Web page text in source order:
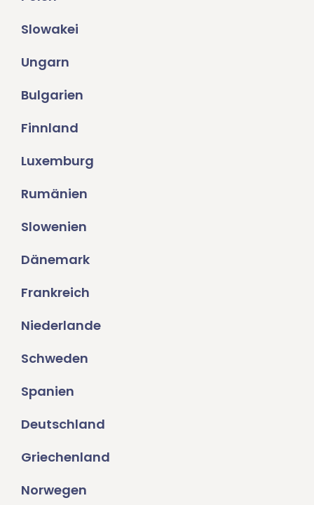
Slowakei
Ungarn
Bulgarien
Finnland
Luxemburg
Rumänien
Slowenien
Dänemark
Frankreich
Niederlande
Schweden
Spanien
Deutschland
Griechenland
Norwegen